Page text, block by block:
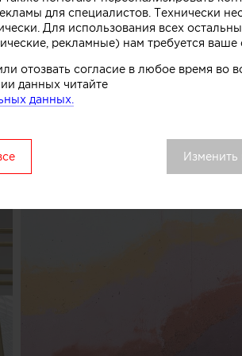
среди других объектов
внимание покупателей как на
которого перемешивание слоев
авторы этого небольшого
для специалистов. Технически
Для использования всех
рекламные) нам требуется ваше
отозвать согласие в любое время во
данных читайте
данных.
Изменить